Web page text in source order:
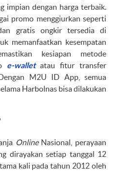
impian dengan harga terbaik.
promo menggiurkan seperti
gratis ongkir tersedia di
memanfaatkan kesempatan
kesiapan metode
e-wallet atau fitur transfer
M2U ID App, semua
Harbolnas bisa dilakukan
OnlineNasional, perayaan
dirayakan setiap tanggal 12
kali pada tahun 2012 oleh